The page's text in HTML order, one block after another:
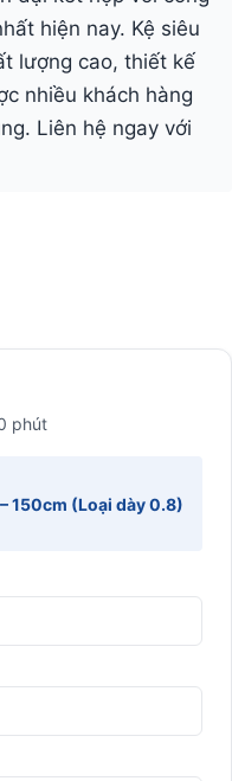
hiện nay. Kệ siêu
lượng cao, thiết kế
nhiều khách hàng
Liên hệ ngay với
phút
150cm (Loại dày 0.8)